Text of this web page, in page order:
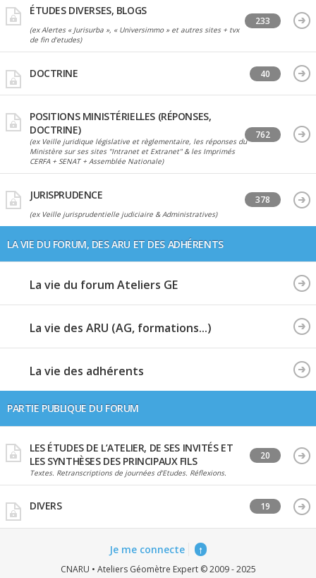
ÉTUDES DIVERSES, BLOGS
(ex Alertes « Jurisurba », « Universimmo » et autres sites + tvx
de fin d'etudes)
233
DOCTRINE 40
POSITIONS MINISTÉRIELLES (RÉPONSES,
DOCTRINE)
(ex Veille juridique législative et règlementaire, les réponses du
Ministère sur ses sites "Intranet et Extranet" & les Imprimés
CERFA + SENAT + Assemblée Nationale)
762
JURISPRUDENCE
(ex Veille jurisprudentielle judiciaire & Administratives)
378
LA VIE DU FORUM, DES ARU ET DES ADHÉRENTS
La vie du forum Ateliers GE
La vie des ARU (AG, formations...)
La vie des adhérents
PARTIE PUBLIQUE DU FORUM
LES ÉTUDES DE L’ATELIER, DE SES INVITÉS ET
LES SYNTHÈSES DES PRINCIPAUX FILS
Textes. Retranscriptions de journées d’Etudes. Réflexions.
20
DIVERS 19
Je me connecte ↑
CNARU • Ateliers Géomètre Expert © 2009 - 2025